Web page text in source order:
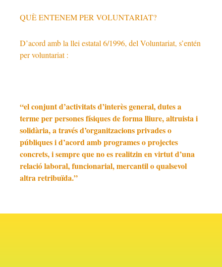
QUÈ ENTENEM PER VOLUNTARIAT?
D’acord amb la llei estatal 6/1996, del Voluntariat, s’entén
per voluntariat :
“el conjunt d’activitats d’interès general, dutes a
terme per persones físiques de forma lliure, altruista i
solidària, a través d’organitzacions privades o
públiques i d’acord amb programes o projectes
concrets, i sempre que no es realitzin en virtut d’una
relació laboral, funcionarial, mercantil o qualsevol
altra retribuïda.”